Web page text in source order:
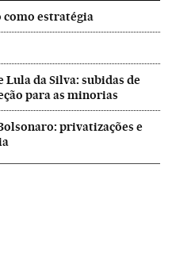
como estratégia
da Silva: subidas de
para as minorias
privatizações e